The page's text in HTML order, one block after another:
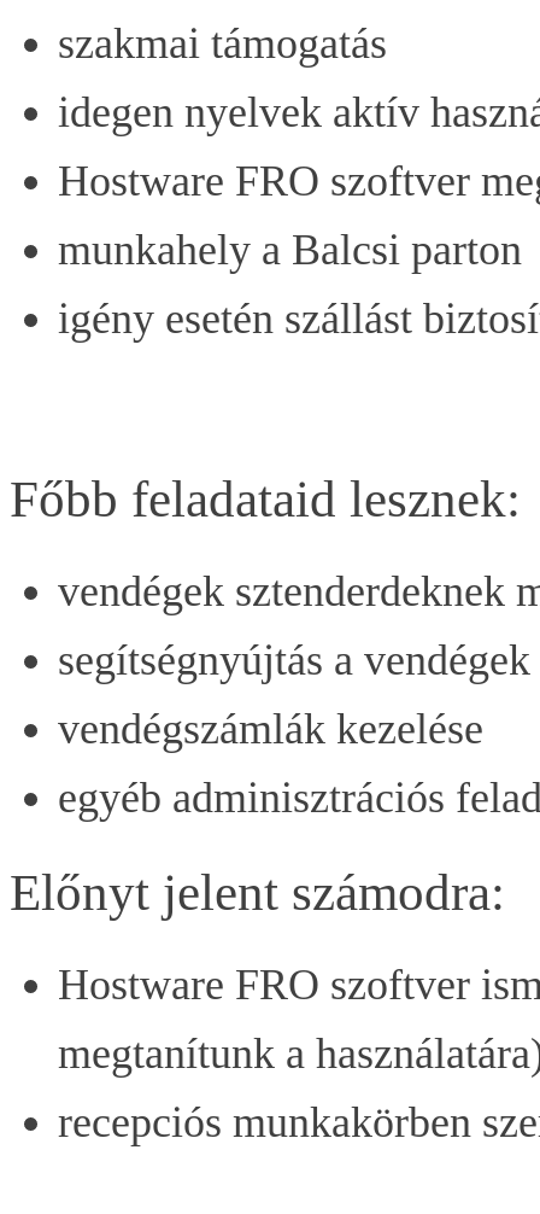
szakmai támogatás
idegen nyelvek aktív
Hostware FRO szoftver
munkahely a Balcsi parton
igény esetén szállást
Főbb feladataid lesznek:
vendégek sztenderdeknek
segítségnyújtás a vendégek
vendégszámlák kezelése
egyéb adminisztrációs
Előnyt jelent számodra:
Hostware FRO szoftver
megtanítunk a
recepciós munkakörben